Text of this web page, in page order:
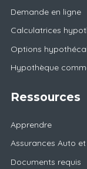
Demande en ligne
Calculatrices
Options
Hypothèque
Ressources
Apprendre
Assurances Auto
Documents requis